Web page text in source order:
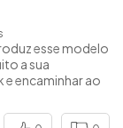
esse modelo
a sua
encaminhar ao